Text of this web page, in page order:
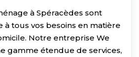
à Spéracèdes sont
tous vos besoins en matière
Notre entreprise We
gamme étendue de services,